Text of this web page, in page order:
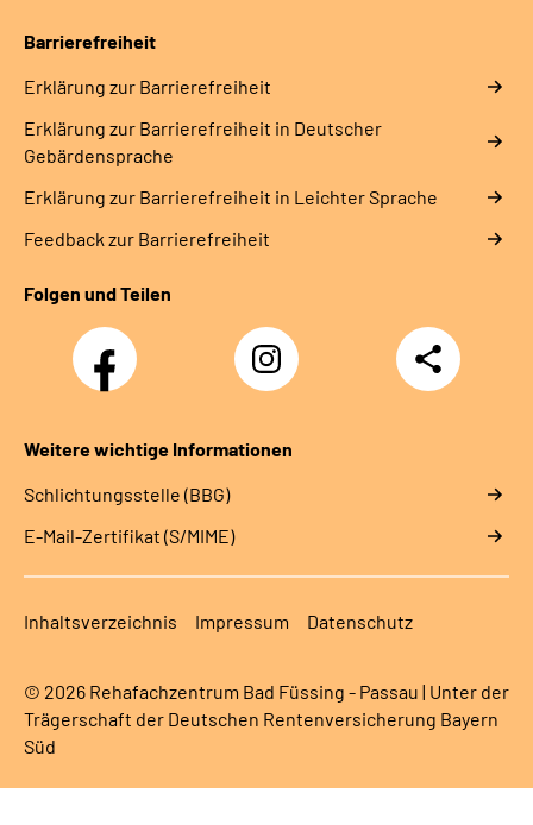
Barrierefreiheit
Erklärung zur Barrierefreiheit
Erklärung zur Barrierefreiheit in Deutscher
Gebärdensprache
Erklärung zur Barrierefreiheit in Leichter Sprache
Feedback zur Barrierefreiheit
Folgen und Teilen
Facebook Instagram
Teilen
Weitere wichtige Informationen
Schlichtungsstelle (BBG)
E-Mail-Zertifikat (S/MIME)
Inhaltsverzeichnis Impressum Datenschutz
© 2026 Rehafachzentrum Bad Füssing - Passau | Unter der
Trägerschaft der Deutschen Rentenversicherung Bayern
Süd